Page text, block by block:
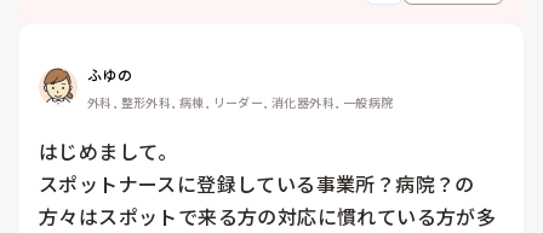
ふゆの
外科, 整形外科, 病棟, リーダー, 消化器外科, 一般病院
はじめまして。
スポットナースに登録している事業所？病院？の
方々はスポットで来る方の対応に慣れている方が多